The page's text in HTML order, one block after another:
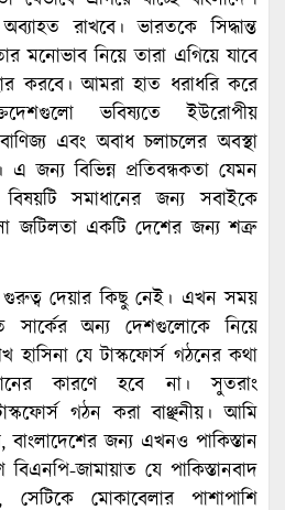
রাখবে। ভারতকে সিদ্ধান্ত
মনোভাব নিয়ে তারা এগিয়ে যাবে
করবে। আমরা হাত ধরাধরি করে
ভবিষ্যতে ইউরোপীয়
এবং অবাধ চলাচলের অবস্থা
এ জন্য বিভিন্ন প্রতিবন্ধকতা যেমন
সমাধানের জন্য সবাইকে
জটিলতা একটি দেশের জন্য শত্রু
গুরুত্ব দেয়ার কিছু নেই। এখন সময়
সার্কের অন্য দেশগুলোকে নিয়ে
হাসিনা যে টাস্কফোর্স গঠনের কথা
কারণে হবে না। সুতরাং
গঠন করা বাঞ্ছনীয়। আমি
জন্য এখনও পাকিস্তান
জামায়াত যে পাকিস্তানবাদ
সেটিকে মোকাবেলার পাশাপাশি